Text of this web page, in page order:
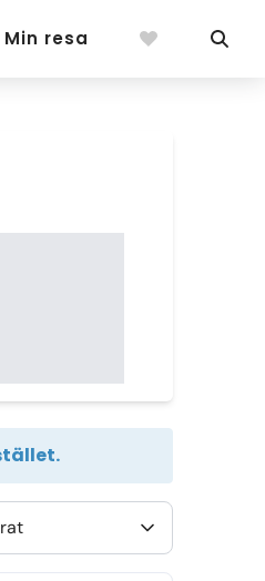
Min resa